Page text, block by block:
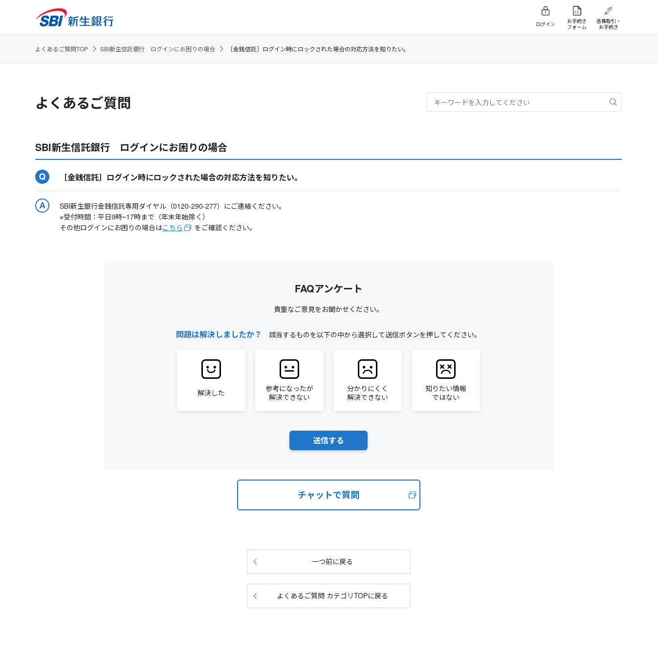
ログイン
お手続き
フォーム
各種取引・
お手続き
よくあるご質問TOP SBI新生信託銀行 ログインにお困りの場合 ［金銭信託］ログイン時にロックされた場合の対応方法を知りたい。
よくあるご質問
SBI新生信託銀行 ログインにお困りの場合
［金銭信託］ログイン時にロックされた場合の対応方法を知りたい。
SBI新生銀行金銭信託専用ダイヤル（0120-290-277）にご連絡ください。
※受付時間：平日9時~17時まで（年末年始除く）
その他ログインにお困りの場合はこちら をご確認ください。
FAQアンケート
貴重なご意見をお聞かせください。
問題は解決しましたか？ 該当するものを以下の中から選択して送信ボタンを押してください。
解決した
参考になったが
解決できない
分かりにくく
解決できない
知りたい情報
ではない
チャットで質問
一つ前に戻る
よくあるご質問 カテゴリTOPに戻る